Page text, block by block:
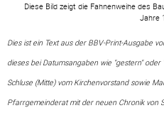
Diese Bild zeigt die Fahnenweihe des
Jahre
Dies ist ein Text aus der BBV-Print-Ausgabe
dieses bei Datumsangaben wie "gestern"
Schluse (Mitte) vom Kirchenvorstand sowie
Pfarrgemeinderat mit der neuen Chronik von